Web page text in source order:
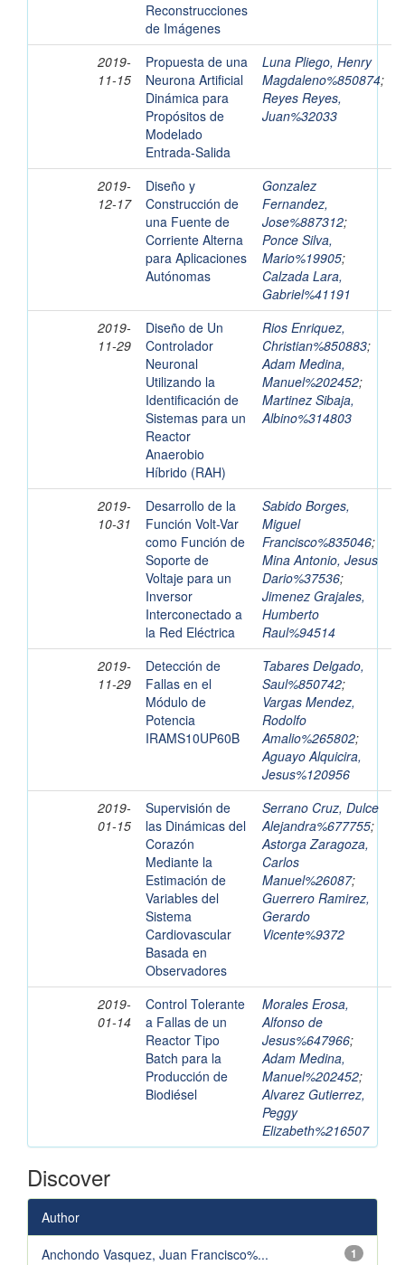
Reconstrucciones
de Imágenes
2019-
11-15
Propuesta de una
Neurona Artificial
Dinámica para
Propósitos de
Modelado
Entrada-Salida
Luna Pliego, Henry
Magdaleno%850874;
Reyes Reyes,
Juan%32033
2019-
12-17
Diseño y
Construcción de
una Fuente de
Corriente Alterna
para Aplicaciones
Autónomas
Gonzalez
Fernandez,
Jose%887312;
Ponce Silva,
Mario%19905;
Calzada Lara,
Gabriel%41191
2019-
11-29
Diseño de Un
Controlador
Neuronal
Utilizando la
Identificación de
Sistemas para un
Reactor
Anaerobio
Híbrido (RAH)
Rios Enriquez,
Christian%850883;
Adam Medina,
Manuel%202452;
Martinez Sibaja,
Albino%314803
2019-
10-31
Desarrollo de la
Función Volt-Var
como Función de
Soporte de
Voltaje para un
Inversor
Interconectado a
la Red Eléctrica
Sabido Borges,
Miguel
Francisco%835046;
Mina Antonio, Jesus
Dario%37536;
Jimenez Grajales,
Humberto
Raul%94514
2019-
11-29
Detección de
Fallas en el
Módulo de
Potencia
IRAMS10UP60B
Tabares Delgado,
Saul%850742;
Vargas Mendez,
Rodolfo
Amalio%265802;
Aguayo Alquicira,
Jesus%120956
2019-
01-15
Supervisión de
las Dinámicas del
Corazón
Mediante la
Estimación de
Variables del
Sistema
Cardiovascular
Basada en
Observadores
Serrano Cruz, Dulce
Alejandra%677755;
Astorga Zaragoza,
Carlos
Manuel%26087;
Guerrero Ramirez,
Gerardo
Vicente%9372
2019-
01-14
Control Tolerante
a Fallas de un
Reactor Tipo
Batch para la
Producción de
Biodiésel
Morales Erosa,
Alfonso de
Jesus%647966;
Adam Medina,
Manuel%202452;
Alvarez Gutierrez,
Peggy
Elizabeth%216507
Discover
Author
1
Anchondo Vasquez, Juan Francisco%...